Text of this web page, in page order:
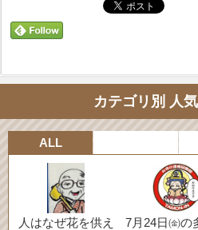
カテゴリ別 人
ALL
人はなぜ花を供え
7月24日㈮の